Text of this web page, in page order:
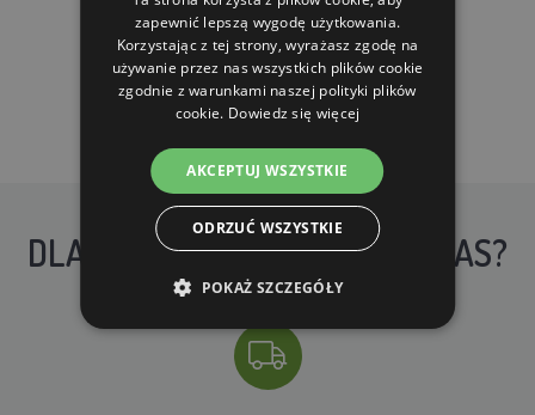
DLACZEGO WARTO KUPIĆ U NAS?
zapewnić lepszą wygodę użytkowania.
Korzystając z tej strony, wyrażasz zgodę na
używanie przez nas wszystkich plików cookie
zgodnie z warunkami naszej polityki plików
cookie. Dowiedz się więcej
AKCEPTUJ WSZYSTKIE
ODRZUĆ WSZYSTKIE
POKAŻ SZCZEGÓŁY